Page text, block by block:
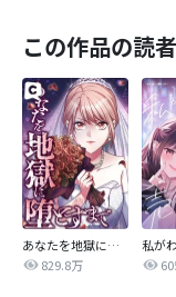
この作品の読
あなたを地獄に堕とすまで
829.8万